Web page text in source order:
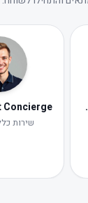
Tomer
שירות